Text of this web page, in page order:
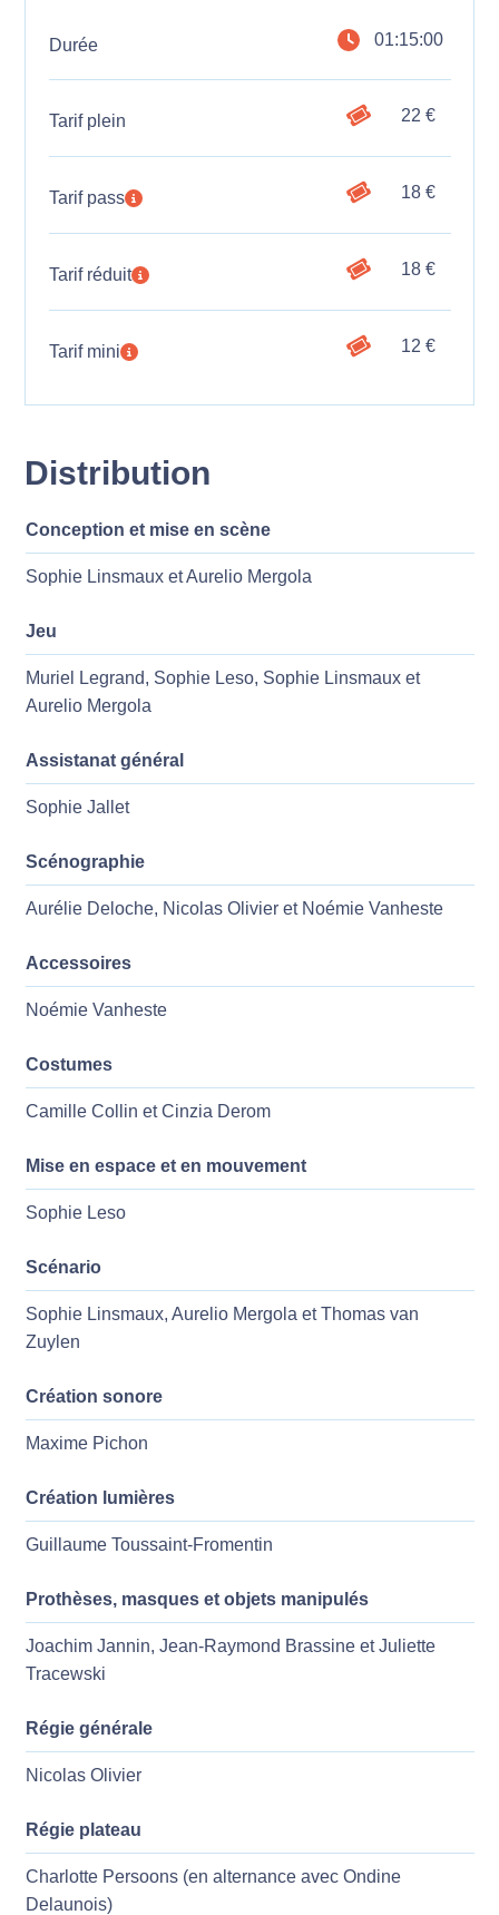
Durée 01:15:00
Tarif plein 22 €
Tarif pass 18 €
Tarif réduit 18 €
Tarif mini 12 €
Distribution
Conception et mise en scène
Sophie Linsmaux et Aurelio Mergola
Jeu
Muriel Legrand, Sophie Leso, Sophie Linsmaux et
Aurelio Mergola
Assistanat général
Sophie Jallet
Scénographie
Aurélie Deloche, Nicolas Olivier et Noémie Vanheste
Accessoires
Noémie Vanheste
Costumes
Camille Collin et Cinzia Derom
Mise en espace et en mouvement
Sophie Leso
Scénario
Sophie Linsmaux, Aurelio Mergola et Thomas van
Zuylen
Création sonore
Maxime Pichon
Création lumières
Guillaume Toussaint-Fromentin
Prothèses, masques et objets manipulés
Joachim Jannin, Jean-Raymond Brassine et Juliette
Tracewski
Régie générale
Nicolas Olivier
Régie plateau
Charlotte Persoons (en alternance avec Ondine
Delaunois)